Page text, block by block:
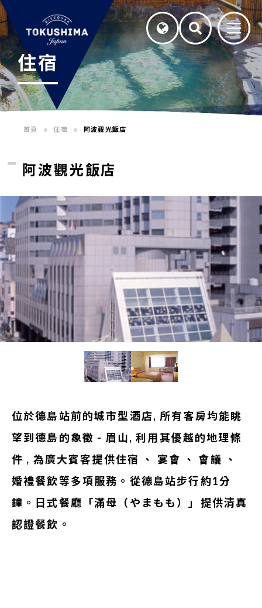
住宿
首頁 住宿 阿波觀光飯店
阿波觀光飯店
位於德島站前的城市型酒店, 所有客房均能眺
望到德島的象徵 - 眉山, 利用其優越的地理條
件 , 為廣大賓客提供住宿 、 宴會 、 會議 、
婚禮餐飲等多項服務。從德島站步行約1分
鐘。日式餐廳「滿母（やまもも）」提供清真
認證餐飲。